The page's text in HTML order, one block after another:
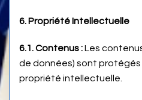
6. Propriété Intellectuelle
6.1. Contenus :Les
de données) sont protégés
propriété intellectuelle.